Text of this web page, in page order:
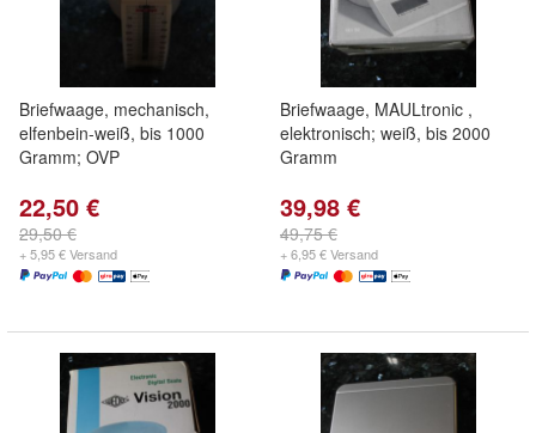
Briefwaage, mechanisch,
elfenbein-weiß, bis 1000
Gramm; OVP
22,50 €
29,50 €
+ 5,95 € Versand
Briefwaage, MAULtronic ,
elektronisch; weiß, bis 2000
Gramm
39,98 €
49,75 €
+ 6,95 € Versand